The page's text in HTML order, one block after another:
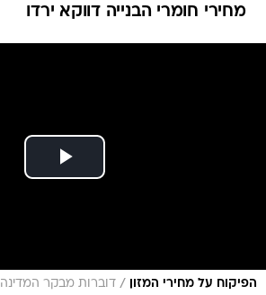
מחירי חומרי הבנייה דווקא ירדו
הפיקוח על מחירי המזון / דוברות מבקר המדינה